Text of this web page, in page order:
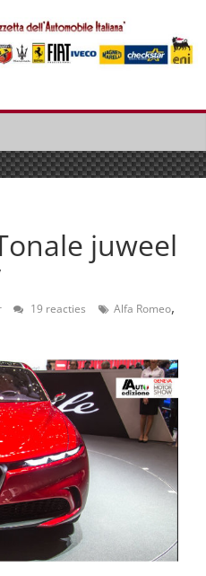
juweel
19 reacties Alfa Romeo,